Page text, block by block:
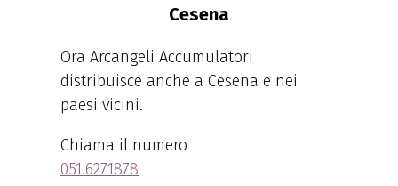
Cesena
Ora Arcangeli Accumulatori
distribuisce anche a Cesena e nei
paesi vicini.
Chiama il numero
051.6271878